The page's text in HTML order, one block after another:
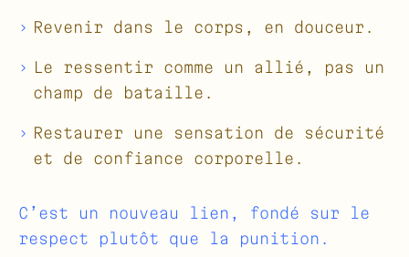
Revenir dans le corps, en douceur.
Le ressentir comme un allié, pas un
champ de bataille.
Restaurer une sensation de sécurité
et de confiance corporelle.
C’est un nouveau lien, fondé sur le
respect plutôt que la punition.